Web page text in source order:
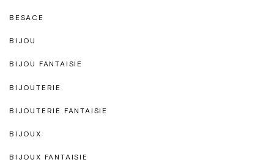
BESACE
BIJOU
BIJOU FANTAISIE
BIJOUTERIE
BIJOUTERIE FANTAISIE
BIJOUX
BIJOUX FANTAISIE